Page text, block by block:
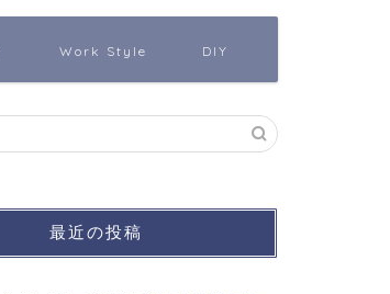
Work Style DIY
最近の投稿